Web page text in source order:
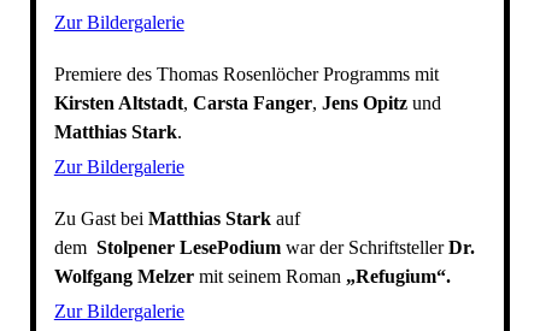
Zur Bildergalerie
Premiere des Thomas Rosenlöcher Programms mit
Kirsten Altstadt, Carsta Fanger, Jens Opitzund
Matthias Stark.
Zur Bildergalerie
Zu Gast bei Matthias Starkauf
dem Stolpener LesePodiumwar der SchriftstellerDr.
Wolfgang Melzer mit seinem Roman „Refugium“.
Zur Bildergalerie